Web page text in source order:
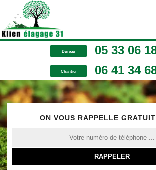
Bureau 05 33 06
Chantier 06 41 34
ON VOUS RAPPELLE